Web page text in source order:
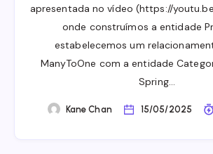
apresentada no vídeo (https://
onde construímos a entidade
estabelecemos um
ManyToOne com a entidade
Spring…
Kane Chan 15/05/2025